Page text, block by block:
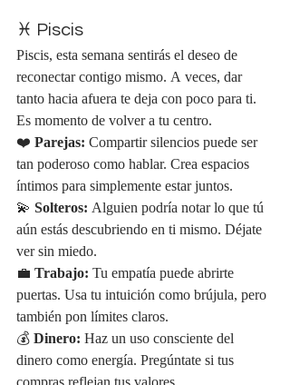
♓ Piscis
Piscis, esta semana sentirás el deseo de
reconectar contigo mismo. A veces, dar
tanto hacia afuera te deja con poco para ti.
Es momento de volver a tu centro.
❤️ Parejas: Compartir silencios puede ser
tan poderoso como hablar. Crea espacios
íntimos para simplemente estar juntos.
💫 Solteros: Alguien podría notar lo que tú
aún estás descubriendo en ti mismo. Déjate
ver sin miedo.
💼 Trabajo: Tu empatía puede abrirte
puertas. Usa tu intuición como brújula, pero
también pon límites claros.
💰 Dinero: Haz un uso consciente del
dinero como energía. Pregúntate si tus